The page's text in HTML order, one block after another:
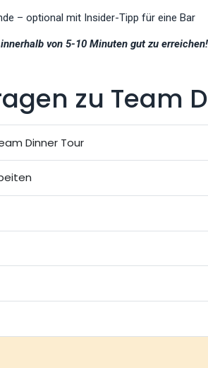
– optional mit Insider-Tipp für eine Bar
von 5-10 Minuten gut zu erreichen!
zu Team
Dinner Tour